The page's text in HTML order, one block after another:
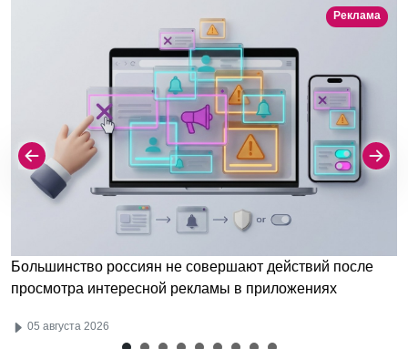
Реклама
Большинство россиян не совершают действий после
просмотра интересной рекламы в приложениях
05 августа 2026